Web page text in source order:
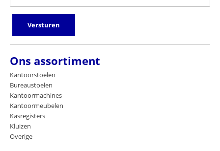
Versturen
Ons assortiment
Kantoorstoelen
Bureaustoelen
Kantoormachines
Kantoormeubelen
Kasregisters
Kluizen
Overige